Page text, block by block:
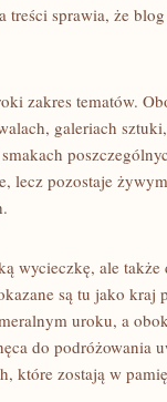
sprawia, że
zakres tematów.
galeriach
lecz pozostaje
wycieczkę, ale
są tu jako kraj
uroku, a
do podróżowania
które zostają w